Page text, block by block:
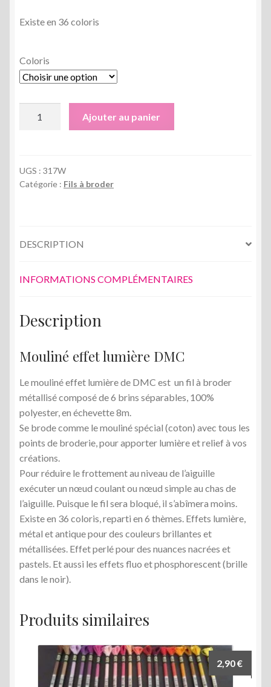
Existe en 36 coloris
Coloris
lumière
DMC
Ajouter au panier
UGS : 317W
Catégorie : Fils à broder
DESCRIPTION
INFORMATIONS COMPLÉMENTAIRES
Description
Mouliné effet lumière DMC
Le mouliné effet lumière de DMC est un fil à broder
métallisé composé de 6 brins séparables, 100%
polyester, en échevette 8m.
Se brode comme le mouliné spécial (coton) avec tous les
points de broderie, pour apporter lumière et relief à vos
créations.
Pour réduire le frottement au niveau de l’aiguille
exécuter un nœud coulant ou nœud simple au chas de
l’aiguille. Puisque le fil sera bloqué, il s’abîmera moins.
Existe en 36 coloris, reparti en 6 thèmes. Effets lumière,
métal et antique pour des couleurs brillantes et
métallisées. Effet perlé pour des nuances nacrées et
pastels. Et aussi les effets fluo et phosphorescent (brille
dans le noir).
Produits similaires
2,90€